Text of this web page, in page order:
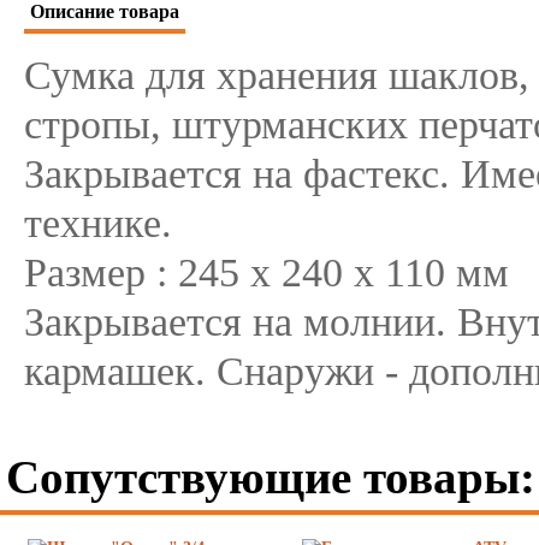
Описание товара
Сумка для хранения
стропы, штурманских
Закрывается на фастекс.
технике.
Размер : 245 х 240 х 110 мм
Закрывается на молнии.
кармашек. Снаружи -
Сопутствующие товары: